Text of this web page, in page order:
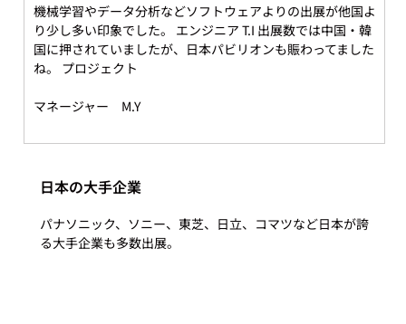
機械学習やデータ分析などソフトウェアよりの出展が他国よ
り少し多い印象でした。 エンジニア T.I 出展数では中国・韓
国に押されていましたが、日本パビリオンも賑わってました
ね。 プロジェクト
マネージャー　M.Y
日本の大手企業
パナソニック、ソニー、東芝、日立、コマツなど日本が誇